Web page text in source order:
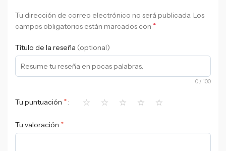
Tu dirección de correo electrónico no será publicada. Los
campos obligatorios están marcados con *
Título de la reseña (optional)
0 / 100
Tu puntuación * ⭐ ⭐ ⭐ ⭐ ⭐
Tu valoración *